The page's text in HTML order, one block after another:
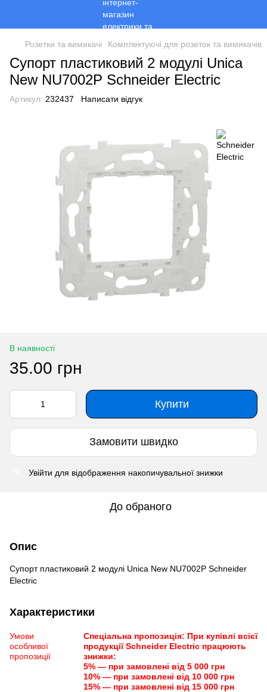
Розетки та вимикачі Комплектуючі для розеток та вимикачів
Супорт пластиковий 2 модулі Unica
New NU7002P Schneider Electric
Артикул: 232437 Написати відгук
В наявності
35.00 грн
Купити
Замовити швидко
Увійти для відображення накопичувальної знижки
До обраного
Опис
Супорт пластиковий 2 модулі Unica New NU7002P Schneider
Electric
Характеристики
Умови
особливої
пропозиції
Спеціальна пропозиція: При купівлі всієї
продукції Schneider Electric працюють
знижки:
5% — при замовлені від 5 000 грн
10% — при замовлені від 10 000 грн
15% — при замовлені від 15 000 грн